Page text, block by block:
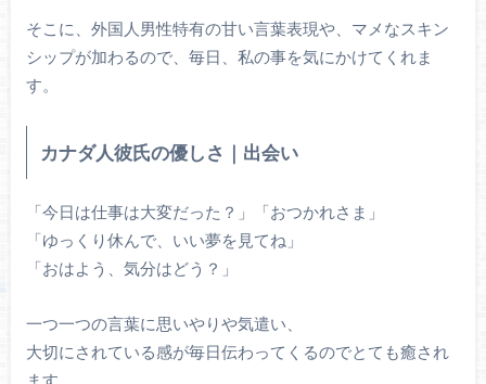
そこに、外国人男性特有の甘い言葉表現や、マメなスキン
シップが加わるので、毎日、私の事を気にかけてくれま
す。
カナダ人彼氏の優しさ｜出会い
「今日は仕事は大変だった？」「おつかれさま」
「ゆっくり休んで、いい夢を見てね」
「おはよう、気分はどう？」
一つ一つの言葉に思いやりや気遣い、
大切にされている感が毎日伝わってくるのでとても癒され
ます。